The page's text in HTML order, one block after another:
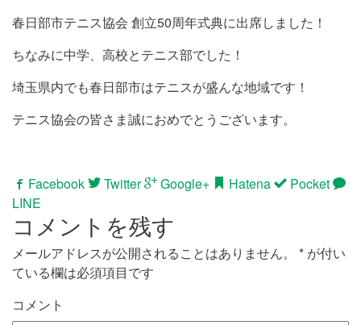
春日部市テニス協会 創立50周年式典に出席しました！
ちなみに中学、高校とテニス部でした！
埼玉県内でも春日部市はテニスが盛んな地域です！
テニス協会の皆さま誠におめでとうございます。
Facebook Twitter Google+ Hatena
Pocket
LINE
コメントを残す
メールアドレスが公開されることはありません。 * が付い
ている欄は必須項目です
コメント